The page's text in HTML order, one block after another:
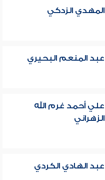
المهدي الزدكي
عبد المنعم البحيري
علي أحمد غرم الله
الزهراني
عبد الهادي الكردي